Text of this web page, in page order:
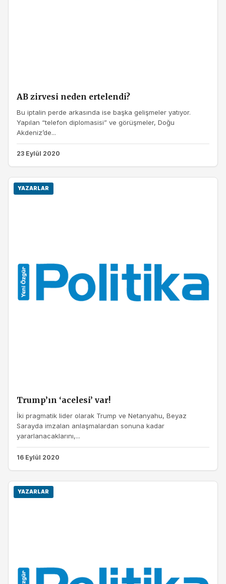
AB zirvesi neden ertelendi?
Bu iptalin perde arkasında ise başka gelişmeler yatıyor.
Yapılan “telefon diplomasisi” ve görüşmeler, Doğu
Akdeniz’de...
23 Eylül 2020
YAZARLAR
Trump’ın ‘acelesi’ var!
İki pragmatik lider olarak Trump ve Netanyahu, Beyaz
Sarayda imzalan anlaşmalardan sonuna kadar
yararlanacaklarını,...
16 Eylül 2020
YAZARLAR